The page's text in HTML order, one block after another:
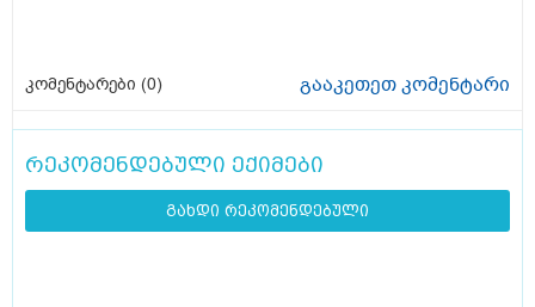
კომენტარები (0) გააკეთეთ კომენტარი
რეკომენდებული ექიმები
გახდი რეკომენდებული